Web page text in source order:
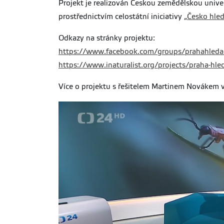
Projekt je realizován Českou zemědělskou
prostřednictvím celostátní iniciativy „Česko
Odkazy na stránky projektu:
https://www.facebook.com/groups/
https://www.inaturalist.org/projects/praha-
Více o projektu s řešitelem Martinem Novákem